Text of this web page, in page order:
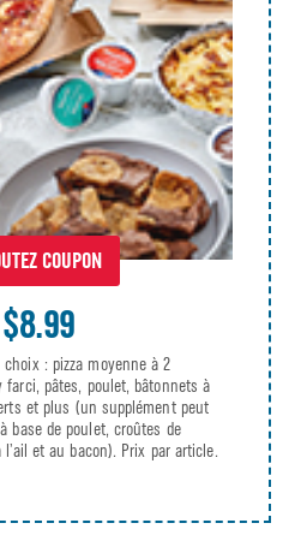
COUPON
$8.99
: pizza moyenne à 2
farci, pâtes, poulet, bâtonnets à
et plus (un supplément peut
base de poulet, croûtes de
et au bacon). Prix par article.